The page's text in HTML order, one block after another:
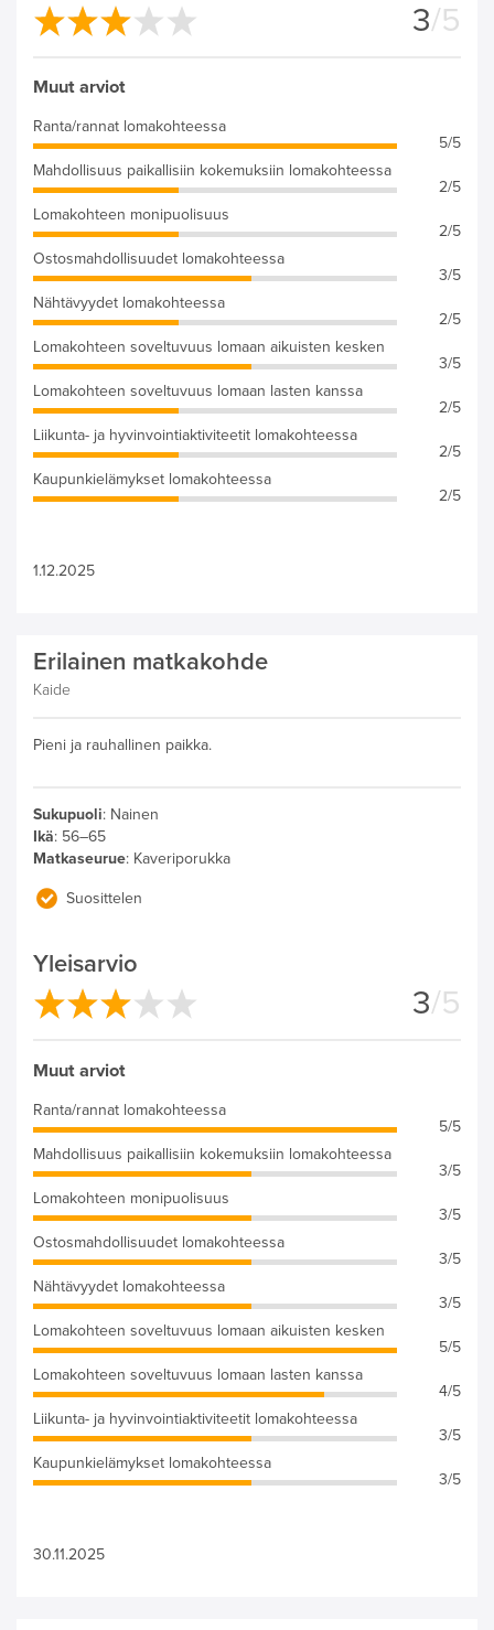
3/5
Muut arviot
Ranta/rannat lomakohteessa
5/5
Mahdollisuus paikallisiin kokemuksiin lomakohteessa
2/5
Lomakohteen monipuolisuus
2/5
Ostosmahdollisuudet lomakohteessa
3/5
Nähtävyydet lomakohteessa
2/5
Lomakohteen soveltuvuus lomaan aikuisten kesken
3/5
Lomakohteen soveltuvuus lomaan lasten kanssa
2/5
Liikunta- ja hyvinvointiaktiviteetit lomakohteessa
2/5
Kaupunkielämykset lomakohteessa
2/5
1.12.2025
Erilainen matkakohde
Kaide
Pieni ja rauhallinen paikka.
Sukupuoli: Nainen
Ikä: 56–65
Matkaseurue: Kaveriporukka
Suosittelen
Yleisarvio
3/5
Muut arviot
Ranta/rannat lomakohteessa
5/5
Mahdollisuus paikallisiin kokemuksiin lomakohteessa
3/5
Lomakohteen monipuolisuus
3/5
Ostosmahdollisuudet lomakohteessa
3/5
Nähtävyydet lomakohteessa
3/5
Lomakohteen soveltuvuus lomaan aikuisten kesken
5/5
Lomakohteen soveltuvuus lomaan lasten kanssa
4/5
Liikunta- ja hyvinvointiaktiviteetit lomakohteessa
3/5
Kaupunkielämykset lomakohteessa
3/5
30.11.2025